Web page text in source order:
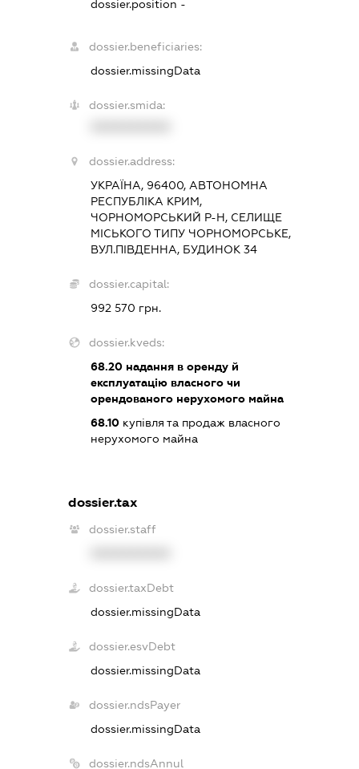
dossier.position -
dossier.beneficiaries:
dossier.missingData
dossier.smida:
dossier.address:
УКРАЇНА, 96400, АВТОНОМНА
РЕСПУБЛІКА КРИМ,
ЧОРНОМОРСЬКИЙ Р-Н, СЕЛИЩЕ
МІСЬКОГО ТИПУ ЧОРНОМОРСЬКЕ,
ВУЛ.ПІВДЕННА, БУДИНОК 34
dossier.capital:
992 570 грн.
dossier.kveds:
68.20надання в оренду й
експлуатацію власного чи
орендованого нерухомого майна
68.10купівля та продаж власного
нерухомого майна
dossier.tax
dossier.staff
dossier.taxDebt
dossier.missingData
dossier.esvDebt
dossier.missingData
dossier.ndsPayer
dossier.missingData
dossier.ndsAnnul